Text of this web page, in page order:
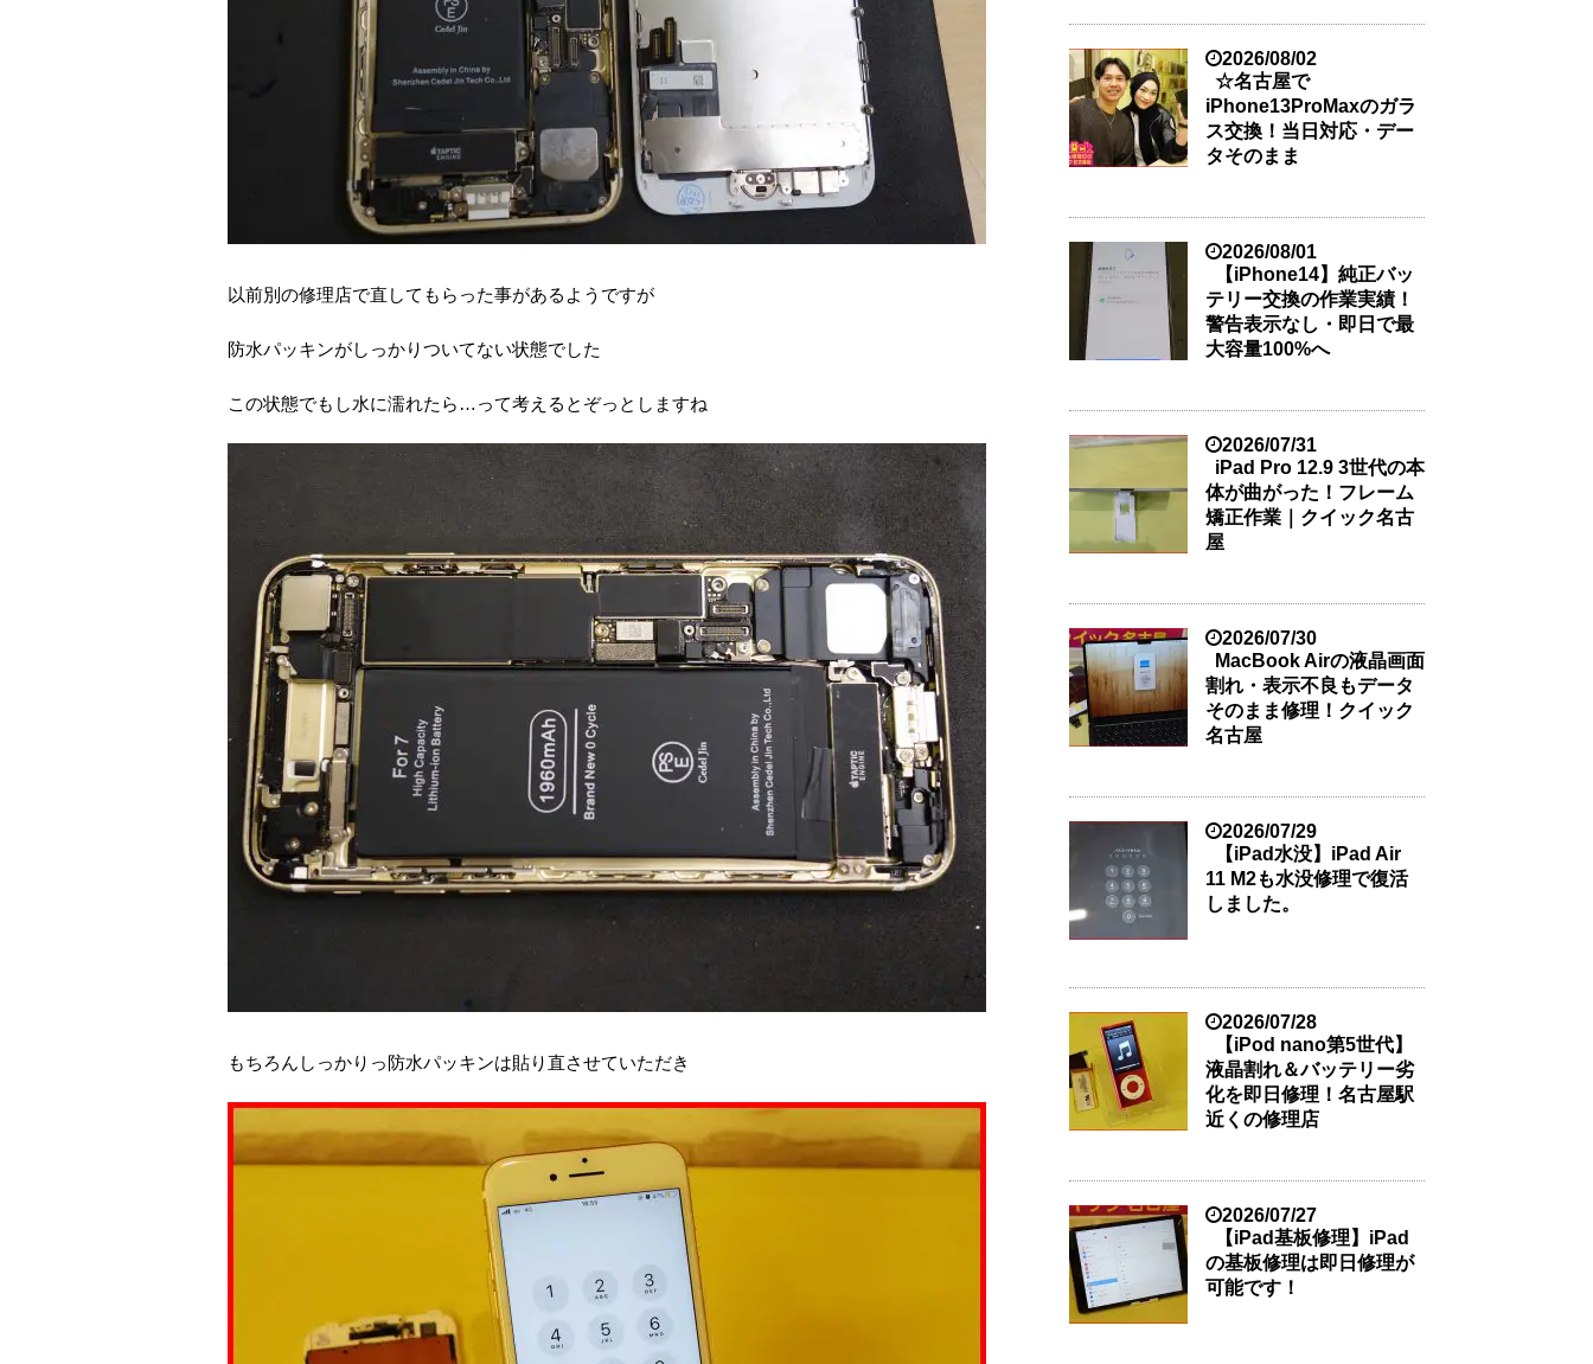
以前別の修理店で直してもらった事があるようですが
防水パッキンがしっかりついてない状態でした
この状態でもし水に濡れたら…って考えるとぞっとしますね
もちろんしっかりっ防水パッキンは貼り直させていただき
2026/08/02
☆名古屋で
iPhone13ProMaxのガラ
ス交換！当日対応・デー
タそのまま
2026/08/01
【iPhone14】純正バッ
テリー交換の作業実績！
警告表示なし・即日で最
大容量100%へ
2026/07/31
iPad Pro 12.9 3世代の本
体が曲がった！フレーム
矯正作業｜クイック名古
屋
2026/07/30
MacBook Airの液晶画面
割れ・表示不良もデータ
そのまま修理！クイック
名古屋
2026/07/29
【iPad水没】iPad Air
11 M2も水没修理で復活
しました。
2026/07/28
【iPod nano第5世代】
液晶割れ＆バッテリー劣
化を即日修理！名古屋駅
近くの修理店
2026/07/27
【iPad基板修理】iPad
の基板修理は即日修理が
可能です！